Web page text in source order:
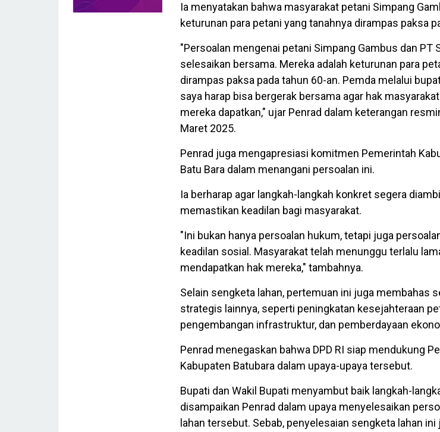
Ia menyatakan bahwa masyarakat petani Simpang
keturunan para petani yang tanahnya dirampas paksa
"Persoalan mengenai petani Simpang Gambus dan PT
selesaikan bersama. Mereka adalah keturunan para
dirampas paksa pada tahun 60-an. Pemda melalui
saya harap bisa bergerak bersama agar hak
mereka dapatkan," ujar Penrad dalam keterangan
Maret 2025.
Penrad juga mengapresiasi komitmen Pemerintah
Batu Bara dalam menangani persoalan ini.
Ia berharap agar langkah-langkah konkret segera
memastikan keadilan bagi masyarakat.
"Ini bukan hanya persoalan hukum, tetapi juga
keadilan sosial. Masyarakat telah menunggu terlalu
mendapatkan hak mereka," tambahnya.
Selain sengketa lahan, pertemuan ini juga membahas
strategis lainnya, seperti peningkatan kesejahteraan
pengembangan infrastruktur, dan pemberdayaan
Penrad menegaskan bahwa DPD RI siap mendukung
Kabupaten Batubara dalam upaya-upaya tersebut.
Bupati dan Wakil Bupati menyambut baik langkah-
disampaikan Penrad dalam upaya menyelesaikan
lahan tersebut. Sebab, penyelesaian sengketa lahan ini